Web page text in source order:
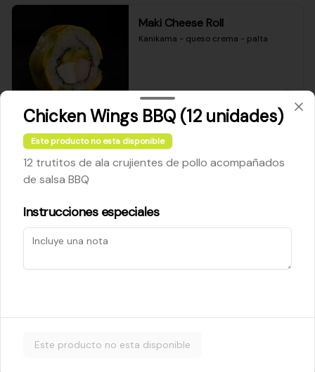
Maki Cheese Roll
Kanikama - queso crema - palta
$5.200
Cheese Roll
Queso crema - palta - cebollín
$5.200
$5.800
Chicken Wings BBQ (12 unidades)
Este producto no esta disponible
12 trutitos de ala crujientes de pollo acompañados
de salsa BBQ
Instrucciones especiales
Este producto no esta disponible